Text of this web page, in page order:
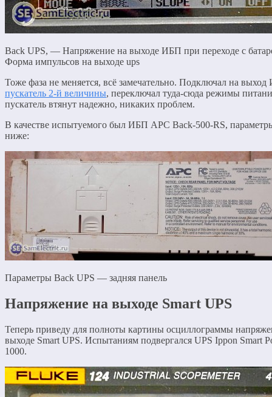
Back UPS, — Напряжение на выходе ИБП при переходе с
Форма импульсов на выходе ups
Тоже фаза не меняется, всё замечательно. Подключал на
пускатель 2-й величины, переключал туда-сюда режимы
пускатель втянут надежно, никаких проблем.
В качестве испытуемого был ИБП APC Back-500-RS,
ниже:
Параметры Back UPS — задняя панель
Напряжение на выходе Smart UPS
Теперь приведу для полноты картины осциллограммы
выходе Smart UPS. Испытаниям подвергался UPS Ippon Smart
1000.